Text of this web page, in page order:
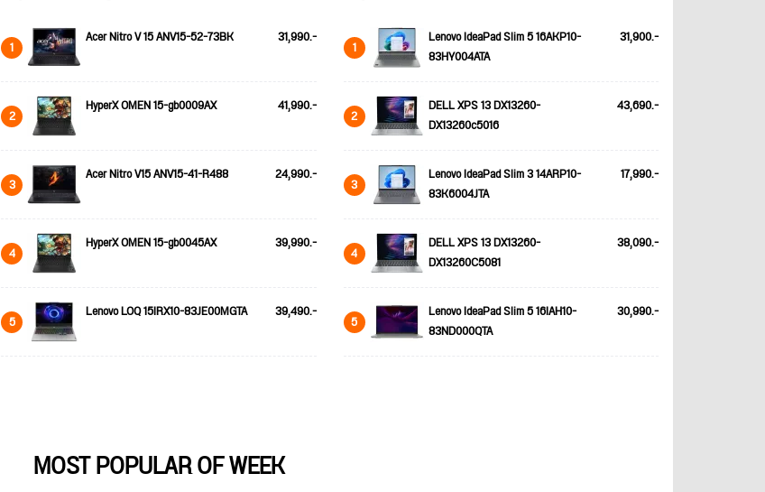
1 Acer Nitro V 15 ANV15-52-73BK 31,990.-
2 HyperX OMEN 15-gb0009AX 41,990.-
3 Acer Nitro V15 ANV15-41-R488 24,990.-
4 HyperX OMEN 15-gb0045AX 39,990.-
5 Lenovo LOQ 15IRX10-83JE00MGTA 39,490.-
1
Lenovo IdeaPad Slim 5 16AKP10-
83HY004ATA
31,900.-
2
DELL XPS 13 DX13260-
DX13260c5016
43,690.-
3
Lenovo IdeaPad Slim 3 14ARP10-
83K6004JTA
17,990.-
4
DELL XPS 13 DX13260-
DX13260C5081
38,090.-
5
Lenovo IdeaPad Slim 5 16IAH10-
83ND000QTA
30,990.-
MOST POPULAR OF WEEK